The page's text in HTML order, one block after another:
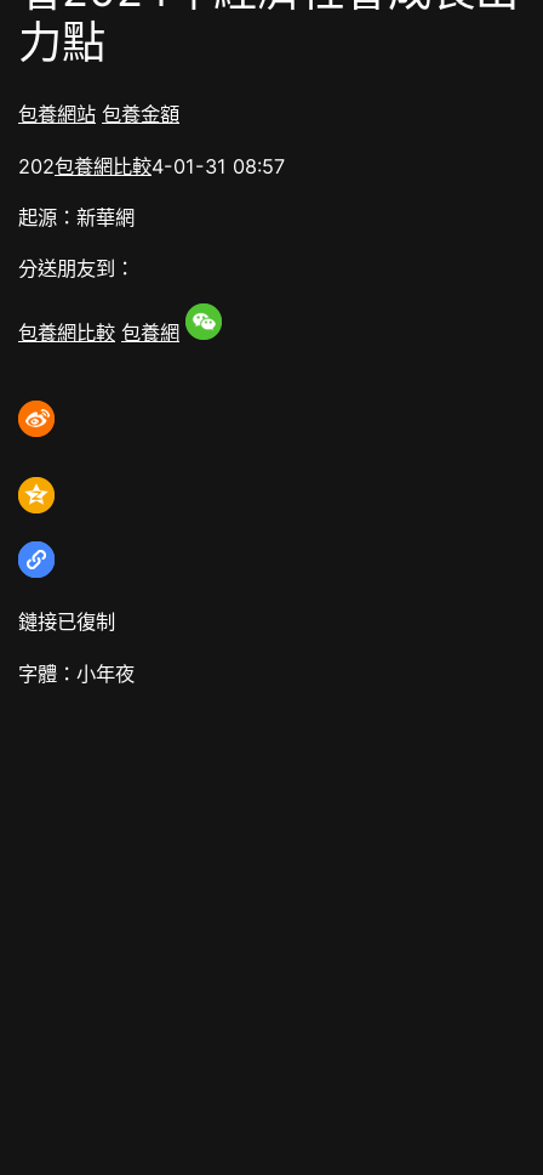
力點
包養網站 包養金額
202包養網比較4-01-31 08:57
起源：新華網
分送朋友到：
包養網比較 包養網
鏈接已復制
字體：小年夜